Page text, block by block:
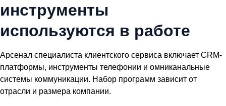
инструменты
используются в работе
Арсенал специалиста клиентского сервиса включает CRM-
платформы, инструменты телефонии и омниканальные
системы коммуникации. Набор программ зависит от
отрасли и размера компании.